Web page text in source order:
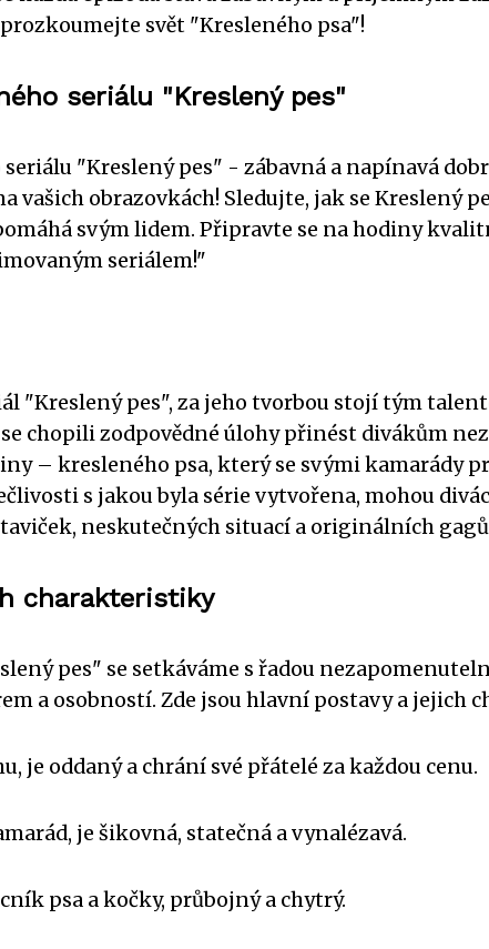
svět "Kresleného psa"!
seriálu "Kreslený pes"
"Kreslený pes" - zábavná a napínavá
vašich obrazovkách! Sledujte, jak se Kreslený
svým lidem. Připravte se na hodiny
seriálem!"
"Kreslený pes", za jeho tvorbou stojí tým
chopili zodpovědné úlohy přinést divákům
– kresleného psa, který se svými kamarády
s jakou byla série vytvořena, mohou
neskutečných situací a originálních
charakteristiky
pes" se setkáváme s řadou
a osobností. Zde jsou hlavní postavy a jejich
je oddaný a chrání své přátelé za každou cenu.
je šikovná, statečná a vynalézavá.
psa a kočky, průbojný a chytrý.